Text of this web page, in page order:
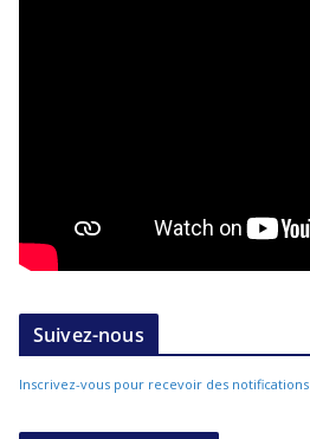
Suivez-nous
Inscrivez-vous pour recevoir des notifications